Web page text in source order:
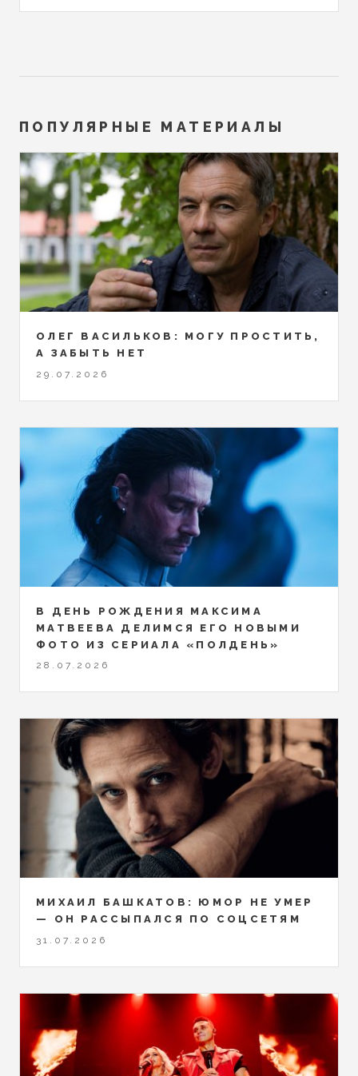
ПОПУЛЯРНЫЕ МАТЕРИАЛЫ
ОЛЕГ ВАСИЛЬКОВ: МОГУ ПРОСТИТЬ,
А ЗАБЫТЬ НЕТ
29.07.2026
В ДЕНЬ РОЖДЕНИЯ МАКСИМА
МАТВЕЕВА ДЕЛИМСЯ ЕГО НОВЫМИ
ФОТО ИЗ СЕРИАЛА «ПОЛДЕНЬ»
28.07.2026
МИХАИЛ БАШКАТОВ: ЮМОР НЕ УМЕР
— ОН РАССЫПАЛСЯ ПО СОЦСЕТЯМ
31.07.2026